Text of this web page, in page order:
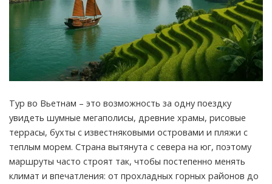
Тур во Вьетнам – это возможность за одну поездку
увидеть шумные мегаполисы, древние храмы, рисовые
террасы, бухты с известняковыми островами и пляжи с
теплым морем. Страна вытянута с севера на юг, поэтому
маршруты часто строят так, чтобы постепенно менять
климат и впечатления: от прохладных горных районов до